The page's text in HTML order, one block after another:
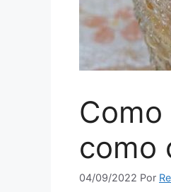
como
04/09/2022 Por